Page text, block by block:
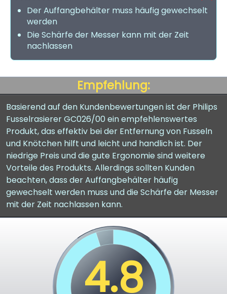
Der Auffangbehälter muss häufig gewechselt
werden
Die Schärfe der Messer kann mit der Zeit
nachlassen
Empfehlung:
Basierend auf den Kundenbewertungen ist der Philips
Fusselrasierer GC026/00 ein empfehlenswertes
Produkt, das effektiv bei der Entfernung von Fusseln
und Knötchen hilft und leicht und handlich ist. Der
niedrige Preis und die gute Ergonomie sind weitere
Vorteile des Produkts. Allerdings sollten Kunden
beachten, dass der Auffangbehälter häufig
gewechselt werden muss und die Schärfe der Messer
mit der Zeit nachlassen kann.